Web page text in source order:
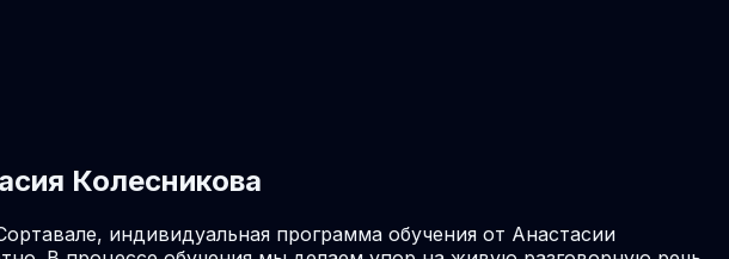
Колесникова
индивидуальная программа обучения от Анастасии